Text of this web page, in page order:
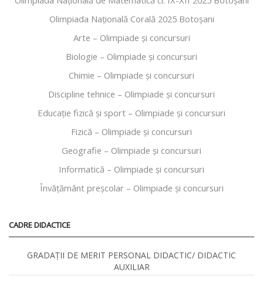
Olimpiada Națională Corală 2025 Botoșani
Arte – Olimpiade și concursuri
Biologie – Olimpiade și concursuri
Chimie – Olimpiade și concursuri
Discipline tehnice – Olimpiade și concursuri
Educaţie fizică şi sport – Olimpiade și concursuri
Fizică – Olimpiade și concursuri
Geografie – Olimpiade și concursuri
Informatică – Olimpiade și concursuri
Învăţământ preşcolar – Olimpiade și concursuri
CADRE DIDACTICE
GRADAȚII DE MERIT PERSONAL DIDACTIC/ DIDACTIC
AUXILIAR